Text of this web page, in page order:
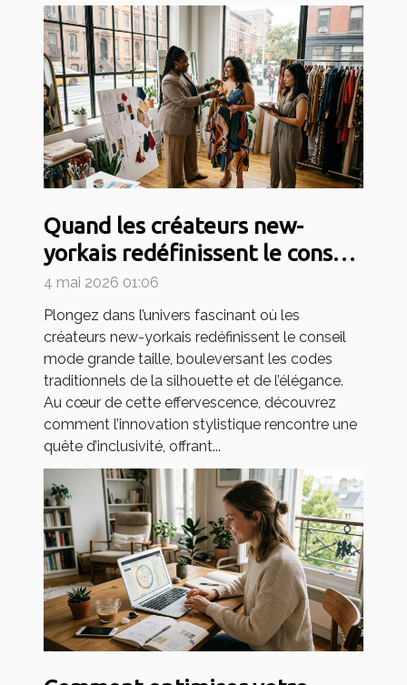
Quand les créateurs new-
yorkais redéfinissent le conseil
mode grande taille
4 mai 2026 01:06
Plongez dans l’univers fascinant où les
créateurs new-yorkais redéfinissent le conseil
mode grande taille, bouleversant les codes
traditionnels de la silhouette et de l’élégance.
Au cœur de cette effervescence, découvrez
comment l’innovation stylistique rencontre une
quête d’inclusivité, offrant...